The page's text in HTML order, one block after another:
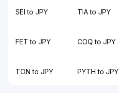
SEI to JPY TIA to JPY
FET to JPY COQ to JPY
TON to JPY PYTH to JPY